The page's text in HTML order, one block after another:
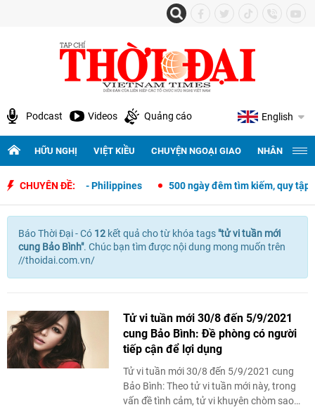
Podcast Videos Quảng cáo English
HỮU NGHỊ VIỆT KIỀU CHUYỆN NGOẠI GIAO NHÂN
CHUYÊN ĐỀ:
giao Việt Nam - Philippines 500 ngày đêm tìm kiếm, quy tập
Báo Thời Đại - Có 12 kết quả chotừ khóa tags "tử vi tuần mới
cung Bảo Bình". Chúc bạn tìm được nội dung mong muốn trên
//thoidai.com.vn/
Tử vi tuần mới 30/8 đến 5/9/2021
cung Bảo Bình: Đề phòng có người
tiếp cận để lợi dụng
Tử vi tuần mới 30/8 đến 5/9/2021 cung
Bảo Bình: Theo tử vi tuần mới này, trong
vấn đề tình cảm, tử vi khuyên chòm sao